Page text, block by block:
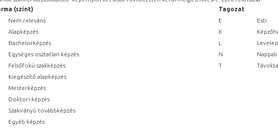
(szint)
Tagozat
Nem releváns E
Esti
Alapképzés K
Bachelorképzés L
Egységes osztatlan képzés N
Nappali
Felsőfokú szakképzés T
Kiegészítő alapképzés
Mesterképzés
Doktori képzés
Szakirányú továbbképzés
Egyéb képzés